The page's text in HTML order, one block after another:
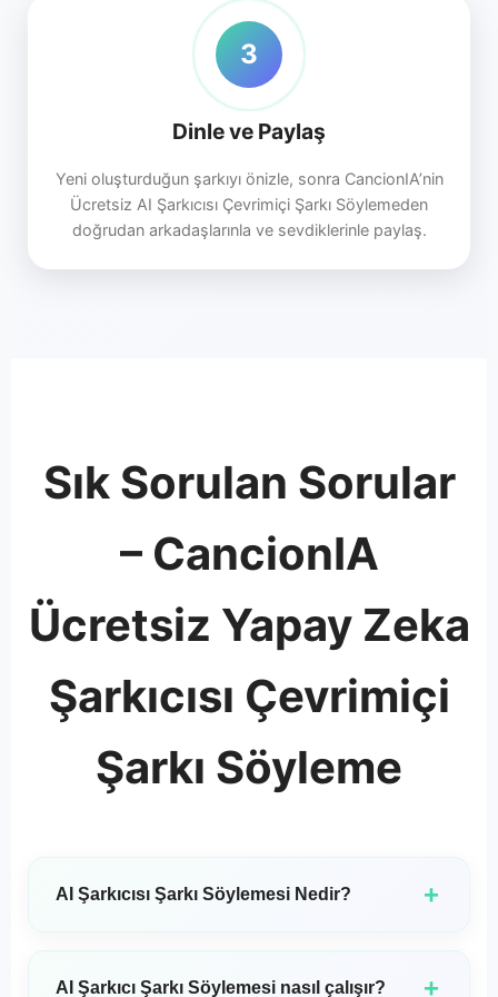
3
Dinle ve Paylaş
Yeni oluşturduğun şarkıyı önizle, sonra CancionIA’nin
Ücretsiz AI Şarkıcısı Çevrimiçi Şarkı Söylemeden
doğrudan arkadaşlarınla ve sevdiklerinle paylaş.
Sık Sorulan Sorular
– CancionIA
Ücretsiz Yapay Zeka
Şarkıcısı Çevrimiçi
Şarkı Söyleme
AI Şarkıcısı Şarkı Söylemesi Nedir? +
AI Şarkıcı Şarkı Söylemesi nasıl çalışır? +